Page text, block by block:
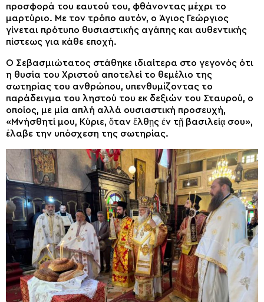
προσφορά του εαυτού του, φθάνοντας μέχρι το
μαρτύριο. Με τον τρόπο αυτόν, ο Άγιος Γεώργιος
γίνεται πρότυπο θυσιαστικής αγάπης και αυθεντικής
πίστεως για κάθε εποχή.
Ο Σεβασμιώτατος στάθηκε ιδιαίτερα στο γεγονός ότι
η θυσία του Χριστού αποτελεί το θεμέλιο της
σωτηρίας του ανθρώπου, υπενθυμίζοντας το
παράδειγμα του ληστού του εκ δεξιών του Σταυρού, ο
οποίος, με μία απλή αλλά ουσιαστική προσευχή,
«Μνήσθητί μου, Κύριε, ὅταν ἔλθῃς ἐν τῇ βασιλείᾳ σου»,
έλαβε την υπόσχεση της σωτηρίας.